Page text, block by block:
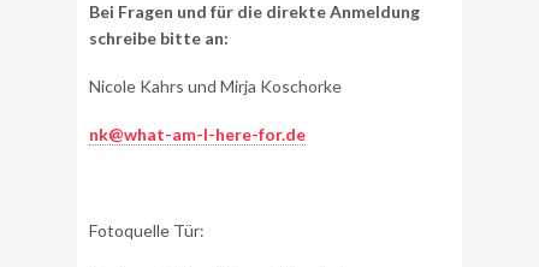
Bei Fragen und für die direkte Anmeldung
schreibe bitte an:
Nicole Kahrs und Mirja Koschorke
nk@what-am-I-here-for.de
Fotoquelle Tür: